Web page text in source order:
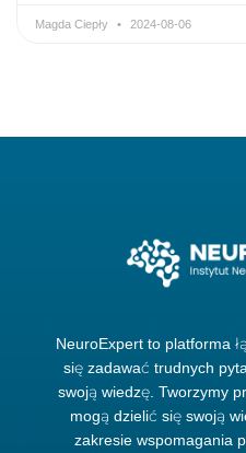
Magda Ciepły 2024-08-06
NeuroExpert to platforma
się zadawać trudnych
swoją wiedzę. Tworzymy
mogą dzielić się swoją
zakresie wspomagania